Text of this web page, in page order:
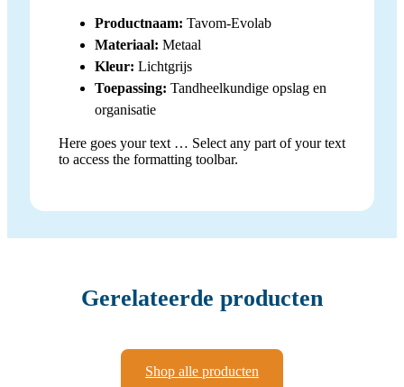
Productnaam: Tavom-Evolab
Materiaal: Metaal
Kleur: Lichtgrijs
Toepassing: Tandheelkundige opslag en
organisatie
Here goes your text … Select any part of your text
to access the formatting toolbar.
Gerelateerde producten
Shop alle producten